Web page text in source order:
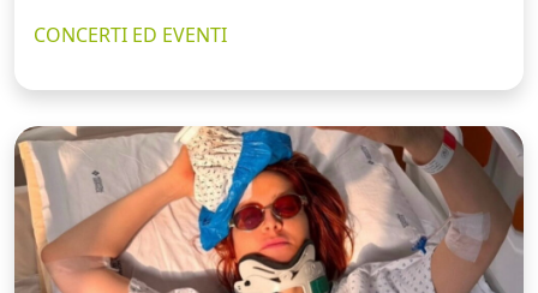
CONCERTI ED EVENTI